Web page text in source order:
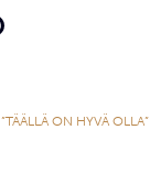
ON HYVÄ OLLA”